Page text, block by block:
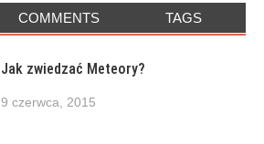
COMMENTS TAGS
Jak zwiedzać Meteory?
9 czerwca, 2015